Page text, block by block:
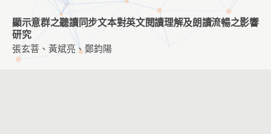
顯示意群之聽讀同步文本對英文閱讀理解及朗讀流暢之影響
研究
張玄菩、黃斌亮、鄭鈞陽